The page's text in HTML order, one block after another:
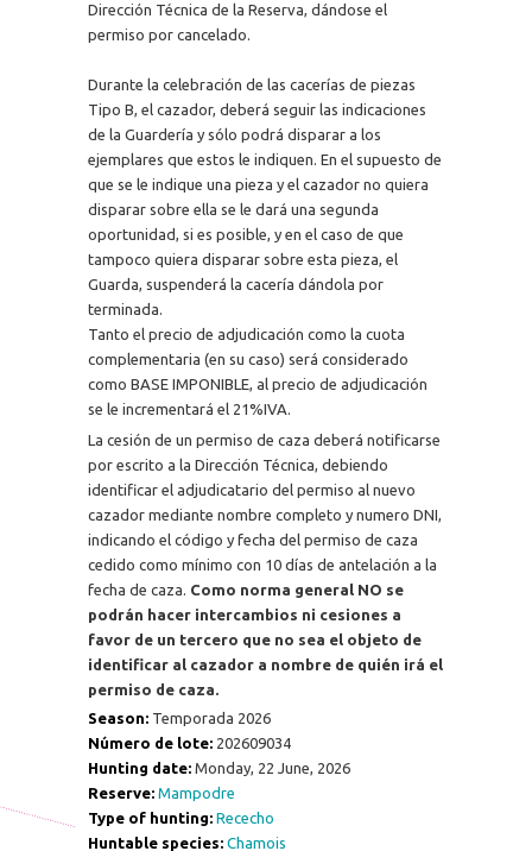
Dirección Técnica de la Reserva, dándose el
permiso por cancelado.
Durante la celebración de las cacerías de piezas
Tipo B, el cazador, deberá seguir las indicaciones
de la Guardería y sólo podrá disparar a los
ejemplares que estos le indiquen. En el supuesto de
que se le indique una pieza y el cazador no quiera
disparar sobre ella se le dará una segunda
oportunidad, si es posible, y en el caso de que
tampoco quiera disparar sobre esta pieza, el
Guarda, suspenderá la cacería dándola por
terminada.
Tanto el precio de adjudicación como la cuota
complementaria (en su caso) será considerado
como BASE IMPONIBLE, al precio de adjudicación
se le incrementará el 21%IVA.
La cesión de un permiso de caza deberá notificarse
por escrito a la Dirección Técnica, debiendo
identificar el adjudicatario del permiso al nuevo
cazador mediante nombre completo y numero DNI,
indicando el código y fecha del permiso de caza
cedido como mínimo con 10 días de antelación a la
fecha de caza. Como norma general NO se
podrán hacer intercambios ni cesiones a
favor de un tercero que no sea el objeto de
identificar al cazador a nombre de quién irá el
permiso de caza.
Season: Temporada 2026
Número de lote: 202609034
Hunting date: Monday, 22 June, 2026
Reserve: Mampodre
Type of hunting: Rececho
Huntable species: Chamois